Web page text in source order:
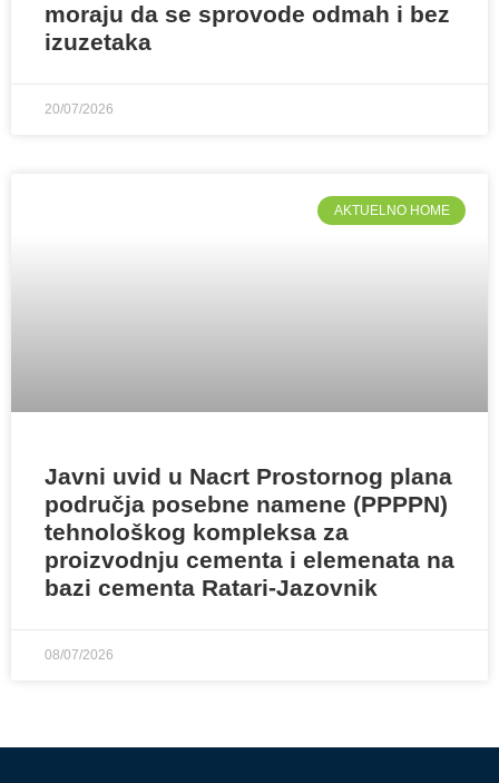
moraju da se sprovode odmah i bez
izuzetaka
20/07/2026
AKTUELNO HOME
Javni uvid u Nacrt Prostornog plana
područja posebne namene (PPPPN)
tehnološkog kompleksa za
proizvodnju cementa i elemenata na
bazi cementa Ratari-Jazovnik
08/07/2026